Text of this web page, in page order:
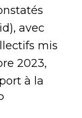
avec
mis
2023,
à la